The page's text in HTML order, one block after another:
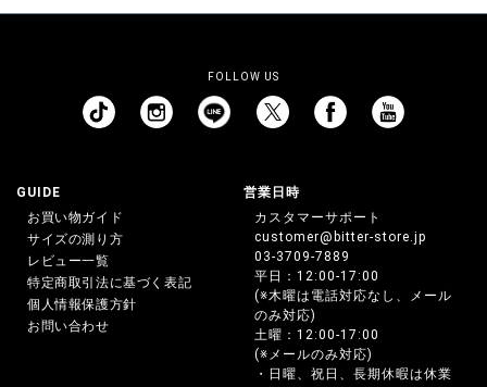
FOLLOW US
GUIDE
お買い物ガイド
サイズの測り方
レビュー一覧
特定商取引法に基づく表記
個人情報保護方針
お問い合わせ
営業日時
カスタマーサポート
customer@bitter-store.jp
03-3709-7889
平日：12:00-17:00
(※木曜は電話対応なし、メール
のみ対応)
土曜：12:00-17:00
(※メールのみ対応)
・日曜、祝日、長期休暇は休業